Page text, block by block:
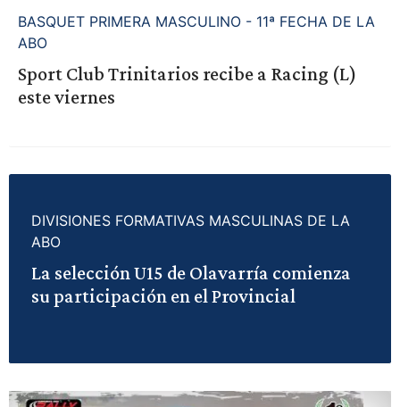
BASQUET PRIMERA MASCULINO - 11ª FECHA DE LA
ABO
Sport Club Trinitarios recibe a Racing (L)
este viernes
DIVISIONES FORMATIVAS MASCULINAS DE LA
ABO
La selección U15 de Olavarría comienza
su participación en el Provincial